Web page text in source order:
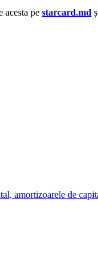
acesta pe starcard.md
amortizoarele de